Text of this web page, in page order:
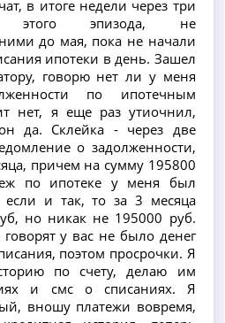
в итоге недели через три
этого эпизода, не
до мая, пока не начали
ипотеки в день. Зашел
говорю нет ли у меня
по ипотечным
нет, я еще раз утиочнил,
да. Склейка - через две
о задолженности,
причем на сумму 195800
по ипотеке у меня был
если и так, то за 3 месяца
но никак не 195000 руб.
у вас не было денег
поэтом просрочки. Я
по счету, делаю им
и смс о списаниях. Я
вношу платежи вовремя,